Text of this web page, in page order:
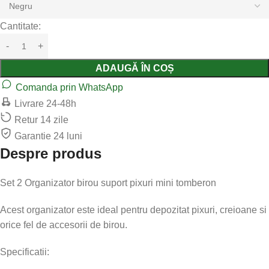
Cantitate:
ADAUGĂ ÎN COȘ
Comanda prin WhatsApp
Livrare 24-48h
Retur 14 zile
Garantie 24 luni
Despre produs
Set 2 Organizator birou suport pixuri mini tomberon
Acest organizator este ideal pentru depozitat pixuri, creioane si
orice fel de accesorii de birou.
Specificatii: